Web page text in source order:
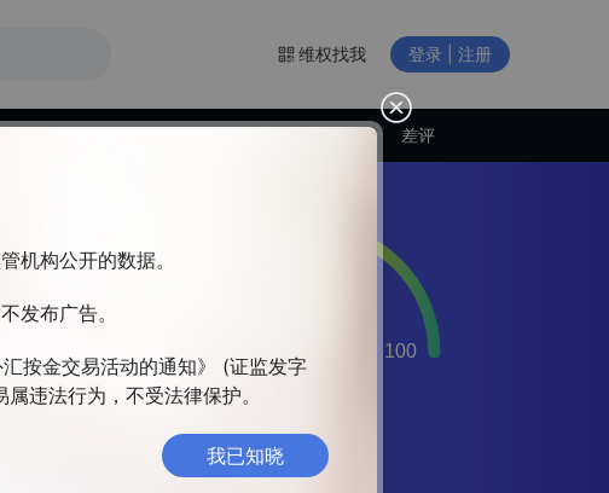
维权找我 登录 | 注册
差评
汇交易
户管理团
机构公开的数据。
发布广告。
按金交易活动的通知》 (证监发字
违法行为，不受法律保护。
我已知晓